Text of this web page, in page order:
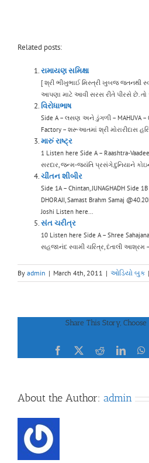
Related posts:
રામાયણ સમિક્ષા
[ શ્રી ભીખુભાઈ મિસ્ત્રી ખુબજ જતનથી
આપણા માટે આવી સરસ રીતે પીરસે છે.
વિરોધાભાષ
Side A – લસણ અને ડુંગળી – MAHUVA –
Factory – શરૂઆતમાં શ્રી મોરારીદાસ
મારું રાષ્ટ્ર
1 Listen here Side A – Raashtra-
સરદાર, જન્મ-જયંતિ પ્રસંગે.દુનિયાને
ચીંતન શીબીર
Side 1A – Chintan, JUNAGHADH Side
DHORAJI, Samast Brahm Samaj
Joshi Listen here...
સંત ચરીત્ર
10 Listen here Side A – Shree
સહજાનંદ સ્વામી ચરિત્ર, દંતાલી આશ્રમ –
By admin | March 4th, 2011 | ઓડિયો બુક |
Share This Story,
Facebook
X Reddit
About the Author: admin